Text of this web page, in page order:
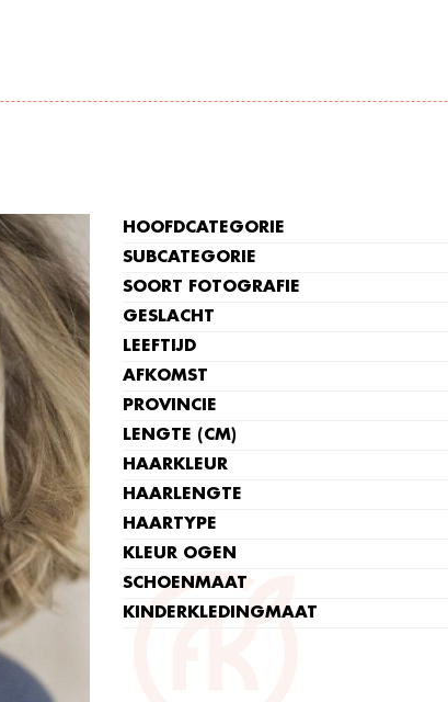
HOOFDCATEGORIE
SUBCATEGORIE
SOORT FOTOGRAFIE
GESLACHT
LEEFTIJD
AFKOMST
PROVINCIE
LENGTE (CM)
HAARKLEUR
HAARLENGTE
HAARTYPE
KLEUR OGEN
SCHOENMAAT
KINDERKLEDINGMAAT